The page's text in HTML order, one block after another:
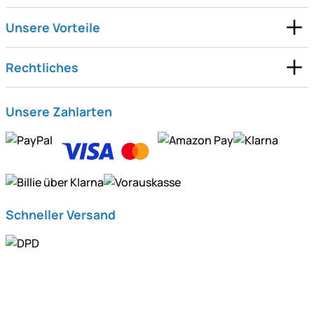
Unsere Vorteile
Rechtliches
Unsere Zahlarten
Schneller Versand